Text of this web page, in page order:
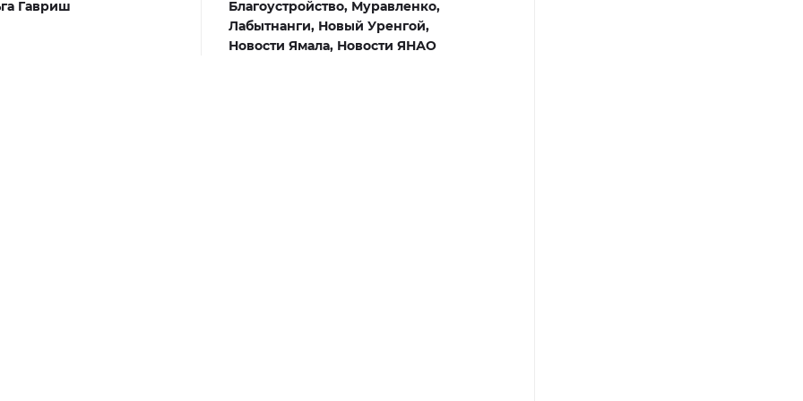
Гавриш Благоустройство, Муравленко,
Лабытнанги, Новый Уренгой,
Новости Ямала, Новости ЯНАО